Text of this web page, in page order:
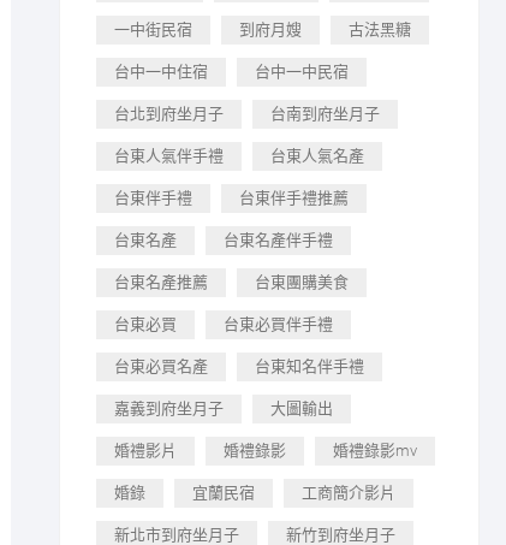
一中街民宿 到府月嫂 古法黑糖
台中一中住宿 台中一中民宿
台北到府坐月子 台南到府坐月子
台東人氣伴手禮 台東人氣名產
台東伴手禮 台東伴手禮推薦
台東名產 台東名產伴手禮
台東名產推薦 台東團購美食
台東必買 台東必買伴手禮
台東必買名產 台東知名伴手禮
嘉義到府坐月子 大圖輸出
婚禮影片 婚禮錄影 婚禮錄影mv
婚錄 宜蘭民宿 工商簡介影片
新北市到府坐月子 新竹到府坐月子